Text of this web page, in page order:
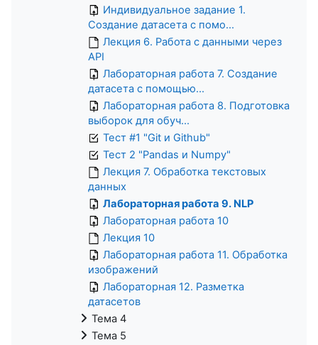
Индивидуальное задание 1.
Создание датасета с помо...
Лекция 6. Работа с данными через
API
Лабораторная работа 7. Создание
датасета с помощью...
Лабораторная работа 8. Подготовка
выборок для обуч...
Тест #1 "Git и Github"
Тест 2 "Pandas и Numpy"
Лекция 7. Обработка текстовых
данных
Лабораторная работа 9. NLP
Лабораторная работа 10
Лекция 10
Лабораторная работа 11. Обработка
изображений
Лабораторная 12. Разметка
датасетов
Тема 4
Тема 5